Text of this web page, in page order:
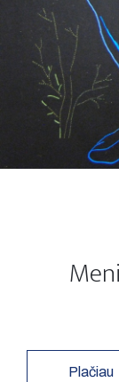
Plačiau